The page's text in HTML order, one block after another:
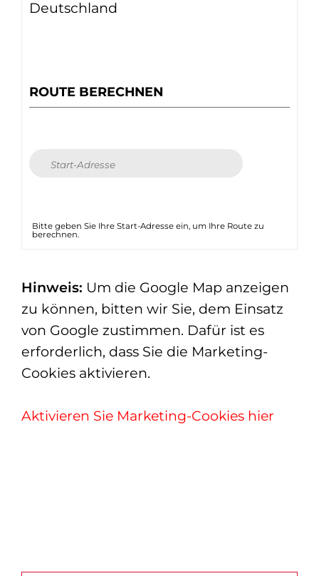
Deutschland
ROUTE BERECHNEN
Bitte geben Sie Ihre Start-Adresse ein, um Ihre Route zu
berechnen.
Hinweis: Um die Google Map anzeigen
zu können, bitten wir Sie, dem Einsatz
von Google zustimmen. Dafür ist es
erforderlich, dass Sie die Marketing-
Cookies aktivieren.
Aktivieren Sie Marketing-Cookies hier